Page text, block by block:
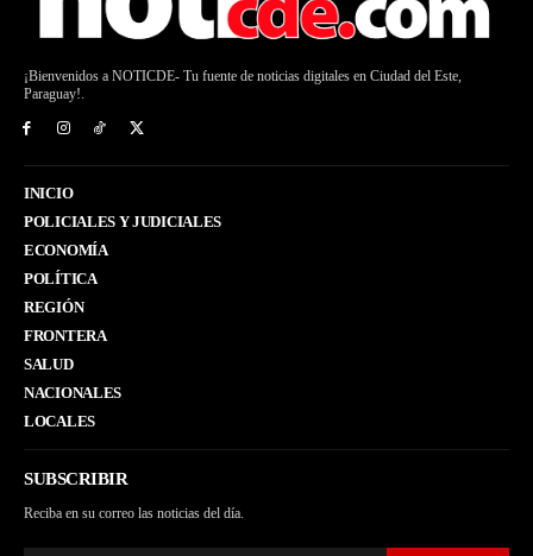
¡Bienvenidos a NOTICDE- Tu fuente de noticias digitales en Ciudad del Este,
Paraguay!.
INICIO
POLICIALES Y JUDICIALES
ECONOMÍA
POLÍTICA
REGIÓN
FRONTERA
SALUD
NACIONALES
LOCALES
SUBSCRIBIR
Reciba en su correo las noticias del día.